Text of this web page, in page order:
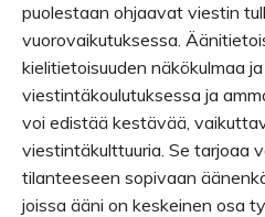
puolestaan ohjaavat viestin
vuorovaikutuksessa.
kielitietoisuuden näkökulmaa
viestintäkoulutuksessa ja
voi edistää kestävää,
viestintäkulttuuria. Se tarjoaa
tilanteeseen sopivaan
joissa ääni on keskeinen osa